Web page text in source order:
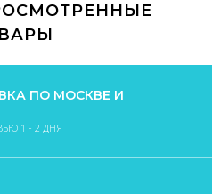
ПО МОСКВЕ И
1 - 2 ДНЯ